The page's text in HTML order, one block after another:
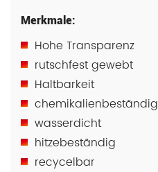
Merkmale:
Hohe Transparenz
rutschfest gewebt
Haltbarkeit
chemikalienbeständig
wasserdicht
hitzebeständig
recycelbar